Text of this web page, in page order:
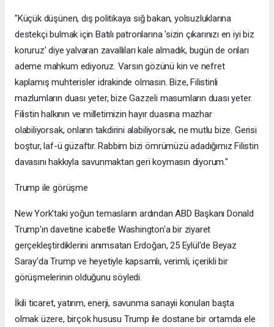
"Küçük düşünen, dış politikaya sığ bakan, yolsuzluklarına
destekçi bulmak için Batılı patronlarına 'sizin çıkarınızı en iyi biz
koruruz' diye yalvaran zavallıları kale almadık, bugün de onları
ademe mahkum ediyoruz. Varsın gözünü kin ve nefret
kaplamış muhterisler idrakinde olmasın. Bize, Filistinli
mazlumların duası yeter, bize Gazzeli masumların duası yeter.
Filistin halkının ve milletimizin hayır duasına mazhar
olabiliyorsak, onların takdirini alabiliyorsak, ne mutlu bize. Gerisi
boştur, laf-ü güzaftır. Rabbim bizi ömrümüzü adadığımız Filistin
davasını hakkıyla savunmaktan geri koymasın diyorum."
Trump ile görüşme
New York'taki yoğun temasların ardından ABD Başkanı Donald
Trump'ın davetine icabetle Washington'a bir ziyaret
gerçekleştirdiklerini anımsatan Erdoğan, 25 Eylül'de Beyaz
Saray'da Trump ve heyetiyle kapsamlı, verimli, içerikli bir
görüşmelerinin olduğunu söyledi.
İkili ticaret, yatırım, enerji, savunma sanayii konuları başta
olmak üzere, birçok hususu Trump ile dostane bir ortamda ele